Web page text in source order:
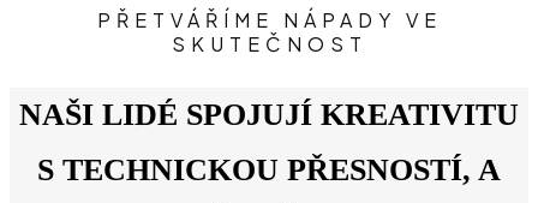
PŘETVÁŘÍME NÁPADY
VE
SKUTEČNOST
NAŠI LIDÉ SPOJUJÍ KREATIVITU
S TECHNICKOU PŘESNOSTÍ, A